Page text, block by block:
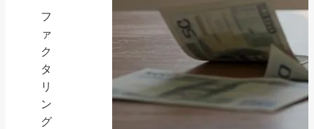
フ
ァ
ク
タ
リ
ン
グ